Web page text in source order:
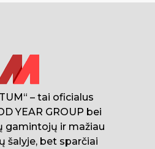
– tai oficialus
YEAR GROUP bei
gamintojų ir mažiau
šalyje, bet sparčiai